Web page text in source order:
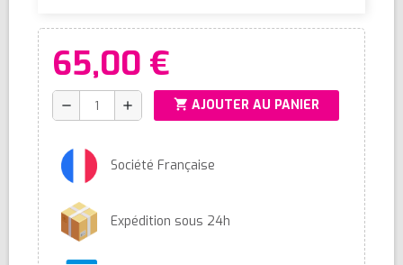
65,00 €
remove add shopping_cart AJOUTER AU PANIER
Société Française
Expédition sous 24h